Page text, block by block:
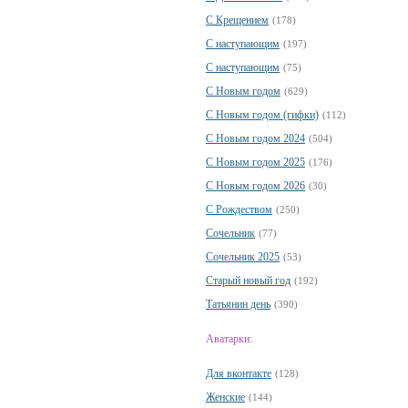
С Крещением (178)
С наступающим (197)
С наступающим (75)
С Новым годом (629)
С Новым годом (гифки) (112)
С Новым годом 2024 (504)
С Новым годом 2025 (176)
С Новым годом 2026 (30)
С Рождеством (250)
Сочельник (77)
Сочельник 2025 (53)
Старый новый год (192)
Татьянин день (390)
Аватарки:
Для вконтакте (128)
Женские (144)